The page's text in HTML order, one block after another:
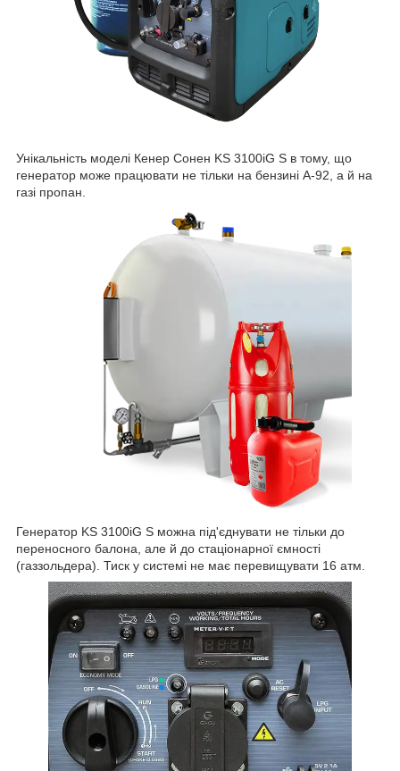
Унікальність моделі Кенер Сонен KS 3100iG S в тому, що
генератор може працювати не тільки на бензині А-92, а й на
газі пропан.
Генератор KS 3100iG S можна під'єднувати не тільки до
переносного балона, але й до стаціонарної ємності
(газзольдера). Тиск у системі не має перевищувати 16 атм.